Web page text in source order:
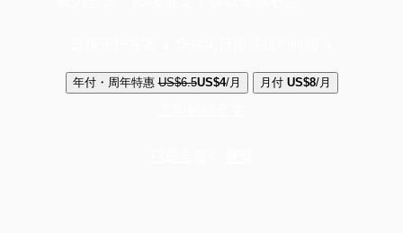
年付・周年特惠 US$6.5US$4/月 月付 US$8/月